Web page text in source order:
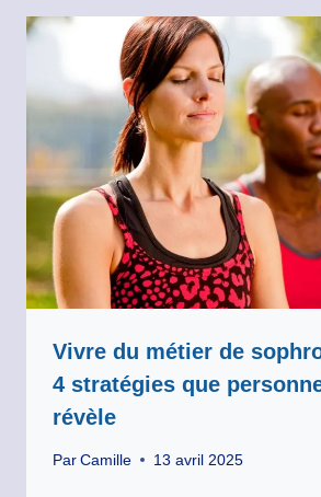
Vivre du métier de
4 stratégies que
révèle
Par Camille 13 avril 2025